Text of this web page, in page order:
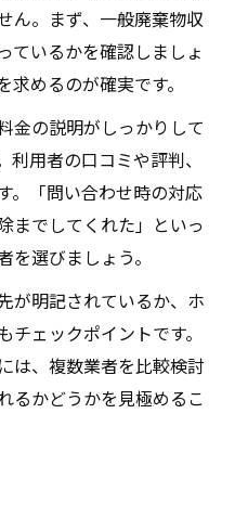
ん。まず、一般廃棄物収
ているかを確認しましょ
めるのが確実です。
金の説明がしっかりして
用者の口コミや評判、
。「問い合わせ時の対応
までしてくれた」といっ
選びましょう。
が明記されているか、ホ
ェックポイントです。
は、複数業者を比較検討
るかどうかを見極めるこ